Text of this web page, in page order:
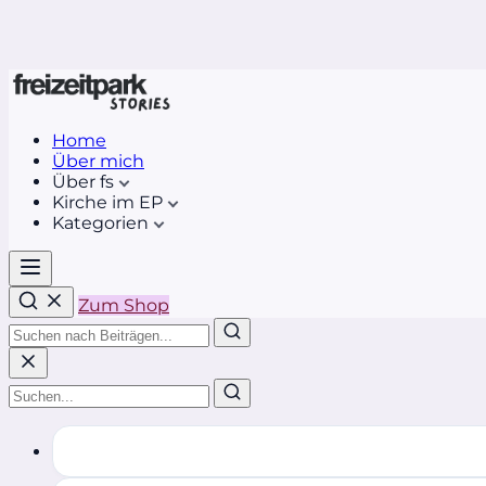
Home
Über mich
Über fs
Kirche im EP
Kategorien
Zum Shop